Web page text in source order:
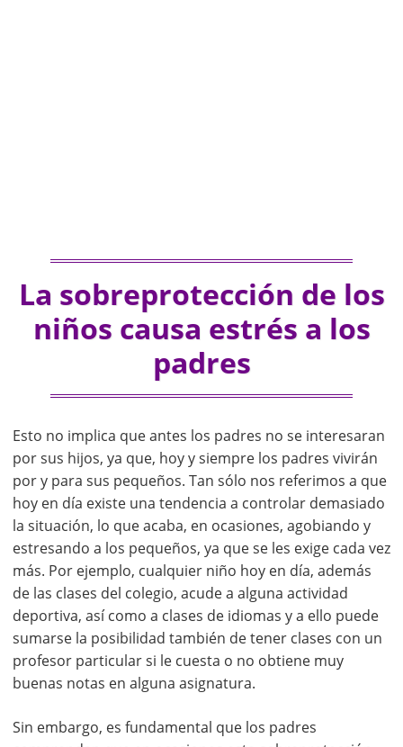
La sobreprotección de los
niños causa estrés a los
padres
Esto no implica que antes los padres no se interesaran
por sus hijos, ya que, hoy y siempre los padres vivirán
por y para sus pequeños. Tan sólo nos referimos a que
hoy en día existe una tendencia a controlar demasiado
la situación, lo que acaba, en ocasiones, agobiando y
estresando a los pequeños, ya que se les exige cada vez
más. Por ejemplo, cualquier niño hoy en día, además
de las clases del colegio, acude a alguna actividad
deportiva, así como a clases de idiomas y a ello puede
sumarse la posibilidad también de tener clases con un
profesor particular si le cuesta o no obtiene muy
buenas notas en alguna asignatura.
Sin embargo, es fundamental que los padres